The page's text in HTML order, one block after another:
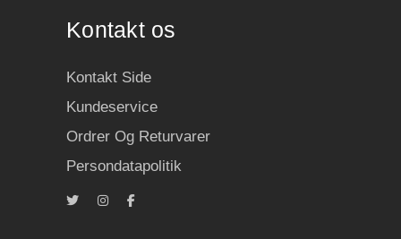
Kontakt os
Kontakt Side
Kundeservice
Ordrer Og Returvarer
Persondatapolitik